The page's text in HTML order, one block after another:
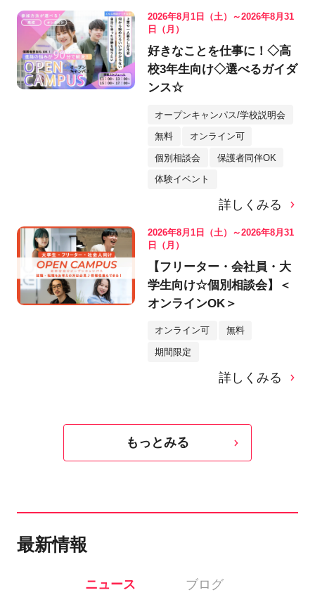
2026年8月1日（土）～2026年8月31
日（月）
好きなことを仕事に！◇高
校3年生向け◇選べるガイダ
ンス☆
オープンキャンパス/学校説明会
無料 オンライン可
個別相談会 保護者同伴OK
体験イベント
詳しくみる
2026年8月1日（土）～2026年8月31
日（月）
【フリーター・会社員・大
学生向け☆個別相談会】＜
オンラインOK＞
オンライン可 無料
期間限定
詳しくみる
もっとみる
最新情報
ニュース ブログ